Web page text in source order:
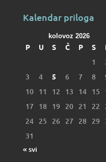
Kalendar priloga
kolovoz 2026
P U S Č P S
1
3
4 5 6 7 8
10 11 12 13 14 15
17 18 19 20 21 22
24 25 26 27 28 29
31
« svi